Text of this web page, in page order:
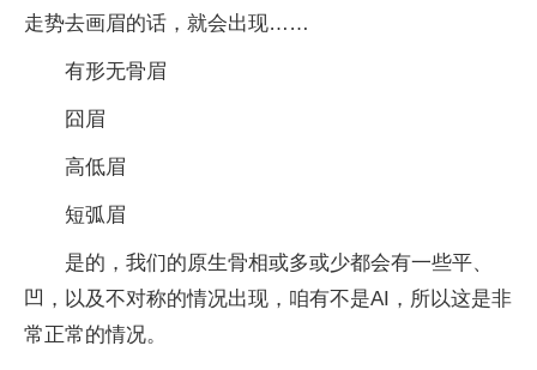
走势去画眉的话，就会出现……
有形无骨眉
囧眉
高低眉
短弧眉
是的，我们的原生骨相或多或少都会有一些平、
凹，以及不对称的情况出现，咱有不是AI，所以这是非
常正常的情况。